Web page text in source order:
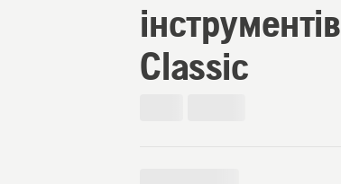
інструментів
Classic